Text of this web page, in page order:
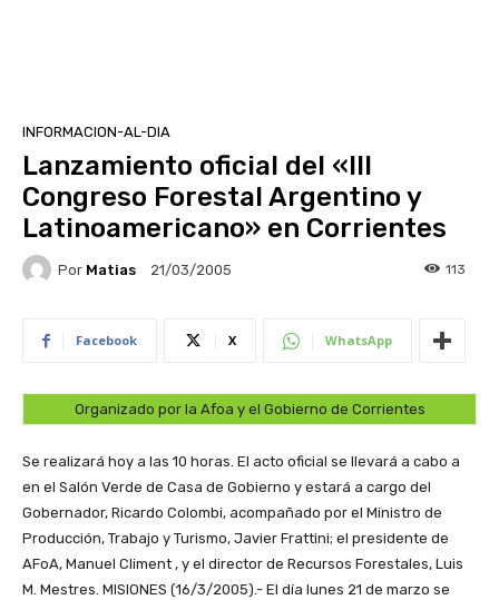
INFORMACION-AL-DIA
Lanzamiento oficial del «III
Congreso Forestal Argentino y
Latinoamericano» en Corrientes
Por Matias 21/03/2005 113
Facebook X WhatsApp
Organizado por la Afoa y el Gobierno de Corrientes
Se realizará hoy a las 10 horas. El acto oficial se llevará a cabo a
en el Salón Verde de Casa de Gobierno y estará a cargo del
Gobernador, Ricardo Colombi, acompañado por el Ministro de
Producción, Trabajo y Turismo, Javier Frattini; el presidente de
AFoA, Manuel Climent , y el director de Recursos Forestales, Luis
M. Mestres. MISIONES (16/3/2005).- El día lunes 21 de marzo se